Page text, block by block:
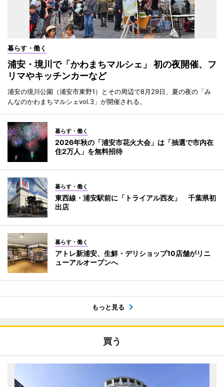
暮らす・働く
浦安・境川で「かわまちマルシェ」 初の夜開催、フ
リマやキッチンカーなど
浦安の境川公園（浦安市東野1）とその周辺で8月29日、夏の夜の「み
んなのかわまちマルシェvol.3」が開催される。
暮らす・働く
2026年秋の「浦安市花火大会」は「抽選で市内在
住2万人」を無料招待
暮らす・働く
東西線・浦安駅前に「トライアル西友」 千葉県初
出店
暮らす・働く
アトレ新浦安、生鮮・デリショップ10店舗がリニ
ューアルオープンへ
もっと見る
買う